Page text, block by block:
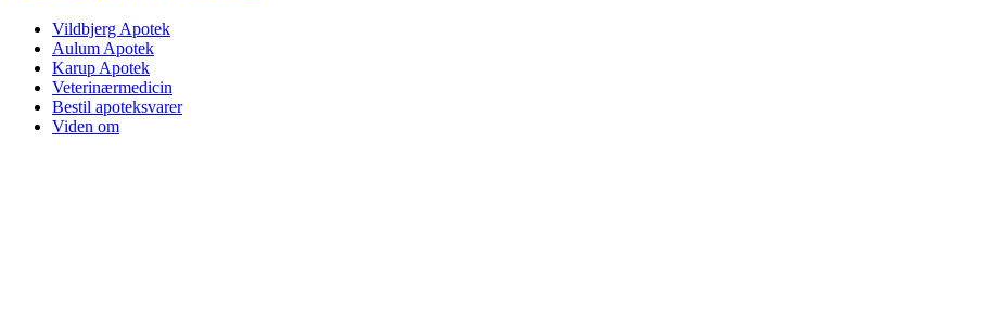
Vildbjerg Apotek
Aulum Apotek
Karup Apotek
Veterinærmedicin
Bestil apoteksvarer
Viden om